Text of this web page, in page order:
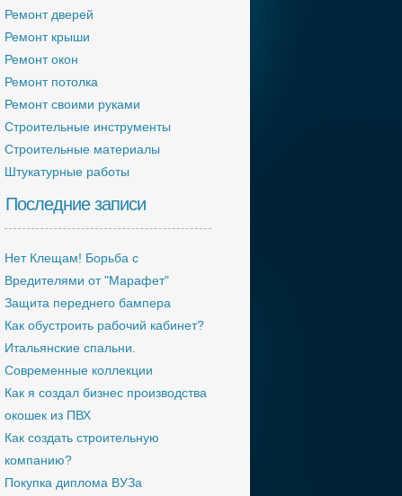
Ремонт дверей
Ремонт крыши
Ремонт окон
Ремонт потолка
Ремонт своими руками
Строительные инструменты
Строительные материалы
Штукатурные работы
Последние записи
Нет Клещам! Борьба с
Вредителями от "Марафет"
Защита переднего бампера
Как обустроить рабочий кабинет?
Итальянские спальни.
Современные коллекции
Как я создал бизнес производства
окошек из ПВХ
Как создать строительную
компанию?
Покупка диплома ВУЗа